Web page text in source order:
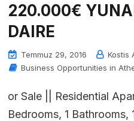
220.000€
DAIRE
Temmuz 29, 2016
Kostis
Business Opportunities in
or Sale || Residential
Bedrooms, 1 Bathrooms,